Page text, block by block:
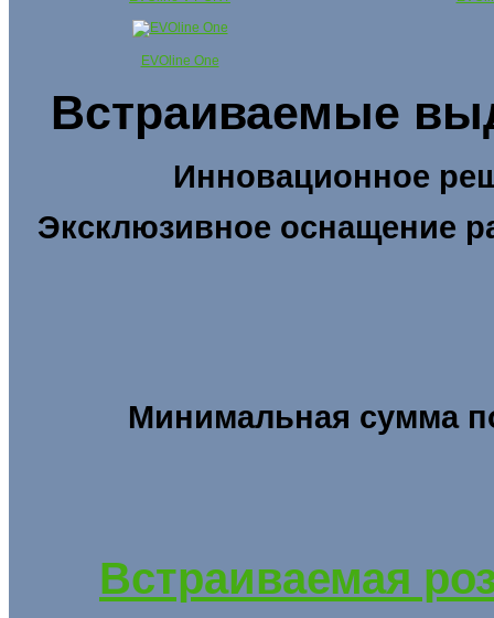
EVOline One
Встраиваемые
Инновационное
Эксклюзивное оснащение
Минимальная сумма
Встраиваемая